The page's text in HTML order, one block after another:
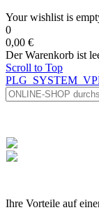
Your wishlist is
0
0,00 €
Der Warenkorb ist
Scroll to Top
Ihre Vorteile auf